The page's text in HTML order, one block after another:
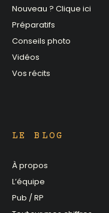
Nouveau ? Clique ici
Préparatifs
Conseils photo
Vidéos
Vos récits
LE BLOG
À propos
L’équipe
Pub / RP